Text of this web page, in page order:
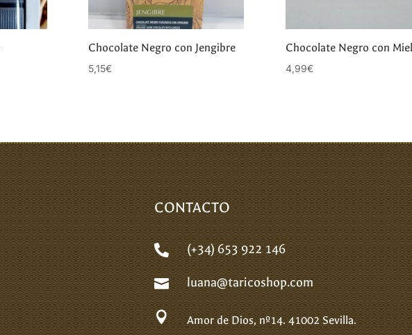
Chocolate Negro con Jengibre
5,15€
Chocolate Negro con Miel
4,99€
CONTACTO
 (+34) 653 922 146
 luana@taricoshop.com
 Amor de Dios, nº14.41002 Sevilla.